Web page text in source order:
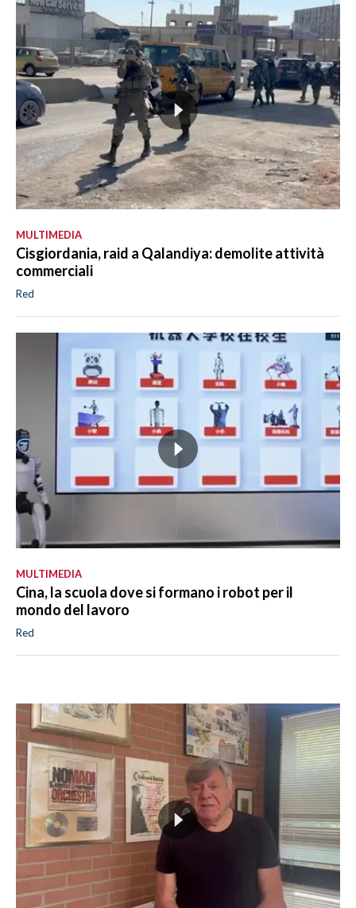
MULTIMEDIA
Cisgiordania, raid a Qalandiya: demolite attività
commerciali
Red
MULTIMEDIA
Cina, la scuola dove si formano i robot per il
mondo del lavoro
Red